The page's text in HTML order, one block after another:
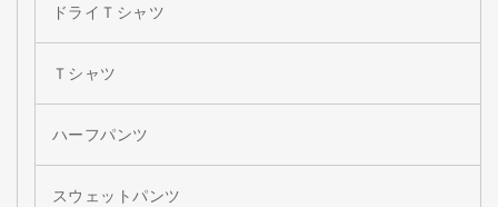
ドライＴシャツ
Ｔシャツ
ハーフパンツ
スウェットパンツ